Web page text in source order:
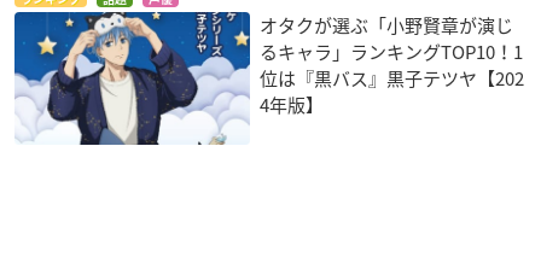
オタクが選ぶ「小野賢章が演じ
るキャラ」ランキングTOP10！1
位は『黒バス』黒子テツヤ【202
4年版】